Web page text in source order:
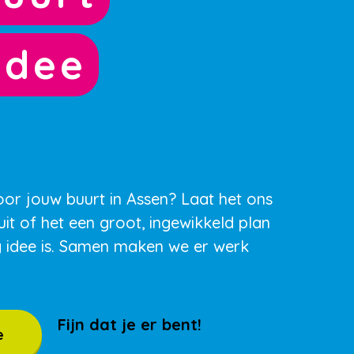
jouw buurt in Assen? Laat het ons
of het een groot, ingewikkeld plan
is. Samen maken we er werk
Fijn dat je er bent!